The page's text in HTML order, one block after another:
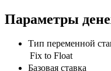
Параметры
Тип переменной
Fix to Float
Базовая ставка